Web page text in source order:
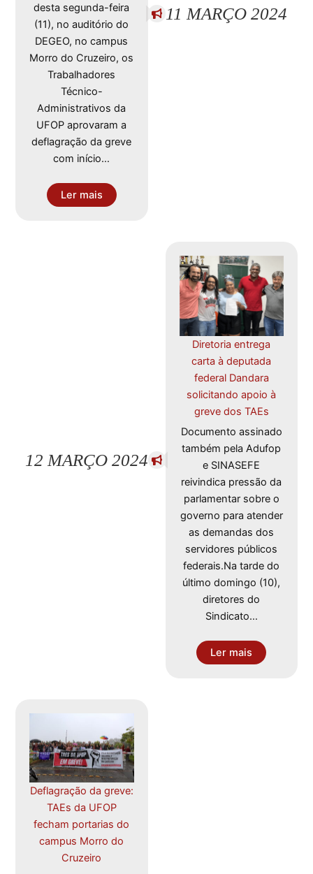
desta segunda-feira
(11), no auditório do
DEGEO, no campus
Morro do Cruzeiro, os
Trabalhadores
Técnico-
Administrativos da
UFOP aprovaram a
deflagração da greve
com início…
Ler mais
11 MARÇO 2024
Diretoria entrega
carta à deputada
federal Dandara
solicitando apoio à
greve dos TAEs
Documento assinado
também pela Adufop
e SINASEFE
reivindica pressão da
parlamentar sobre o
governo para atender
as demandas dos
servidores públicos
federais.Na tarde do
último domingo (10),
diretores do
Sindicato…
Ler mais
12 MARÇO 2024
Deflagração da greve:
TAEs da UFOP
fecham portarias do
campus Morro do
Cruzeiro